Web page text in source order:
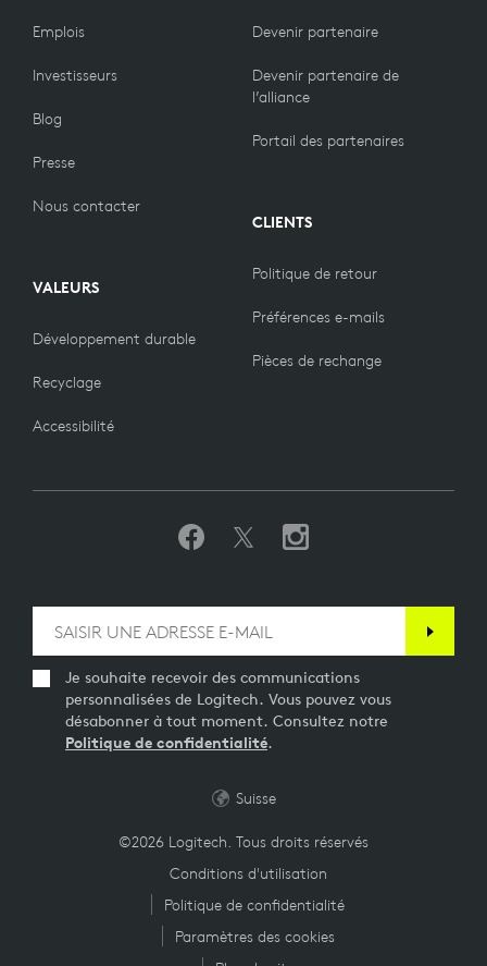
Emplois
Investisseurs
Blog
Presse
Nous contacter
VALEURS
Développement durable
Recyclage
Accessibilité
Devenir partenaire
Devenir partenaire de
l’alliance
Portail des partenaires
CLIENTS
Politique de retour
Préférences e-mails
Pièces de rechange
Je souhaite recevoir des communications
personnalisées de Logitech. Vous pouvez vous
désabonner à tout moment. Consultez notre
Politique de confidentialité.
©2026 Logitech. Tous droits réservés
Conditions d'utilisation
Politique de confidentialité
Paramètres des cookies
Suisse